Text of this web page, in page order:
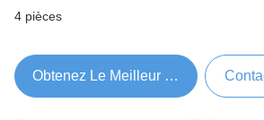
4 pièces
Obtenez Le Meilleur Prix